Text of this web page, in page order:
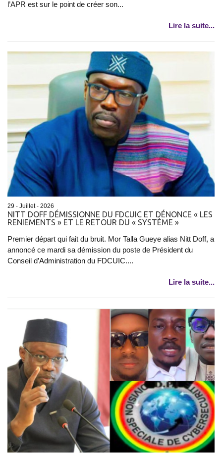
l’APR est sur le point de créer son...
Lire la suite...
29 - Juillet - 2026
NITT DOFF DÉMISSIONNE DU FDCUIC ET DÉNONCE « LES
RENIEMENTS » ET LE RETOUR DU « SYSTÈME »
Premier départ qui fait du bruit. Mor Talla Gueye alias Nitt Doff, a
annoncé ce mardi sa démission du poste de Président du
Conseil d’Administration du FDCUIC....
Lire la suite...